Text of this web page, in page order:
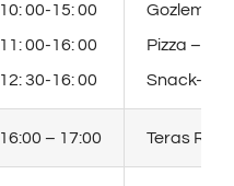
10: 00-15: 00
11: 00-16: 00
12: 30-16: 00
Gozleme –
Pizza –
Snack-
16:00 – 17:00 Teras